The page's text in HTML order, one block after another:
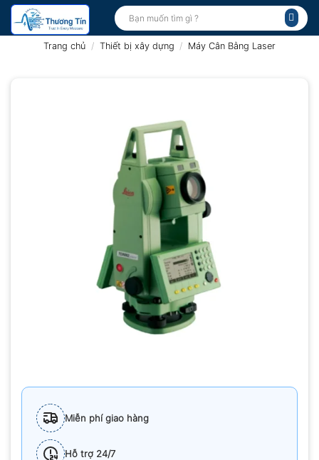
Bỏ
qua
Tìm
kiếm:
Trang chủ / Thiết bị xây dựng / Máy Cân Bằng Laser
Miễn phí giao hàng
Hỗ trợ 24/7